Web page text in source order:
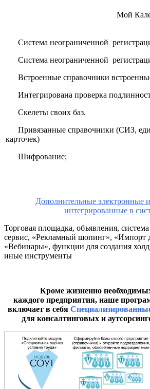
Мой
Система неограниченной
Система неограниченной
Встроенные справочники
Интегрирована проверка
Скелеты своих баз.
Привязанные справочники (СИЗ,
карточек)
Шифрование;
Дополнительные электронные
интегрированные в
Торговая площадка, объявления,
сервис, «Рекламный шопинг», «Импорт
«Вебинары», функции для создания
иные инструменты
Кроме жизненно необходимых
каждого предприятия, наше
включает в себя
для консалтинговых и